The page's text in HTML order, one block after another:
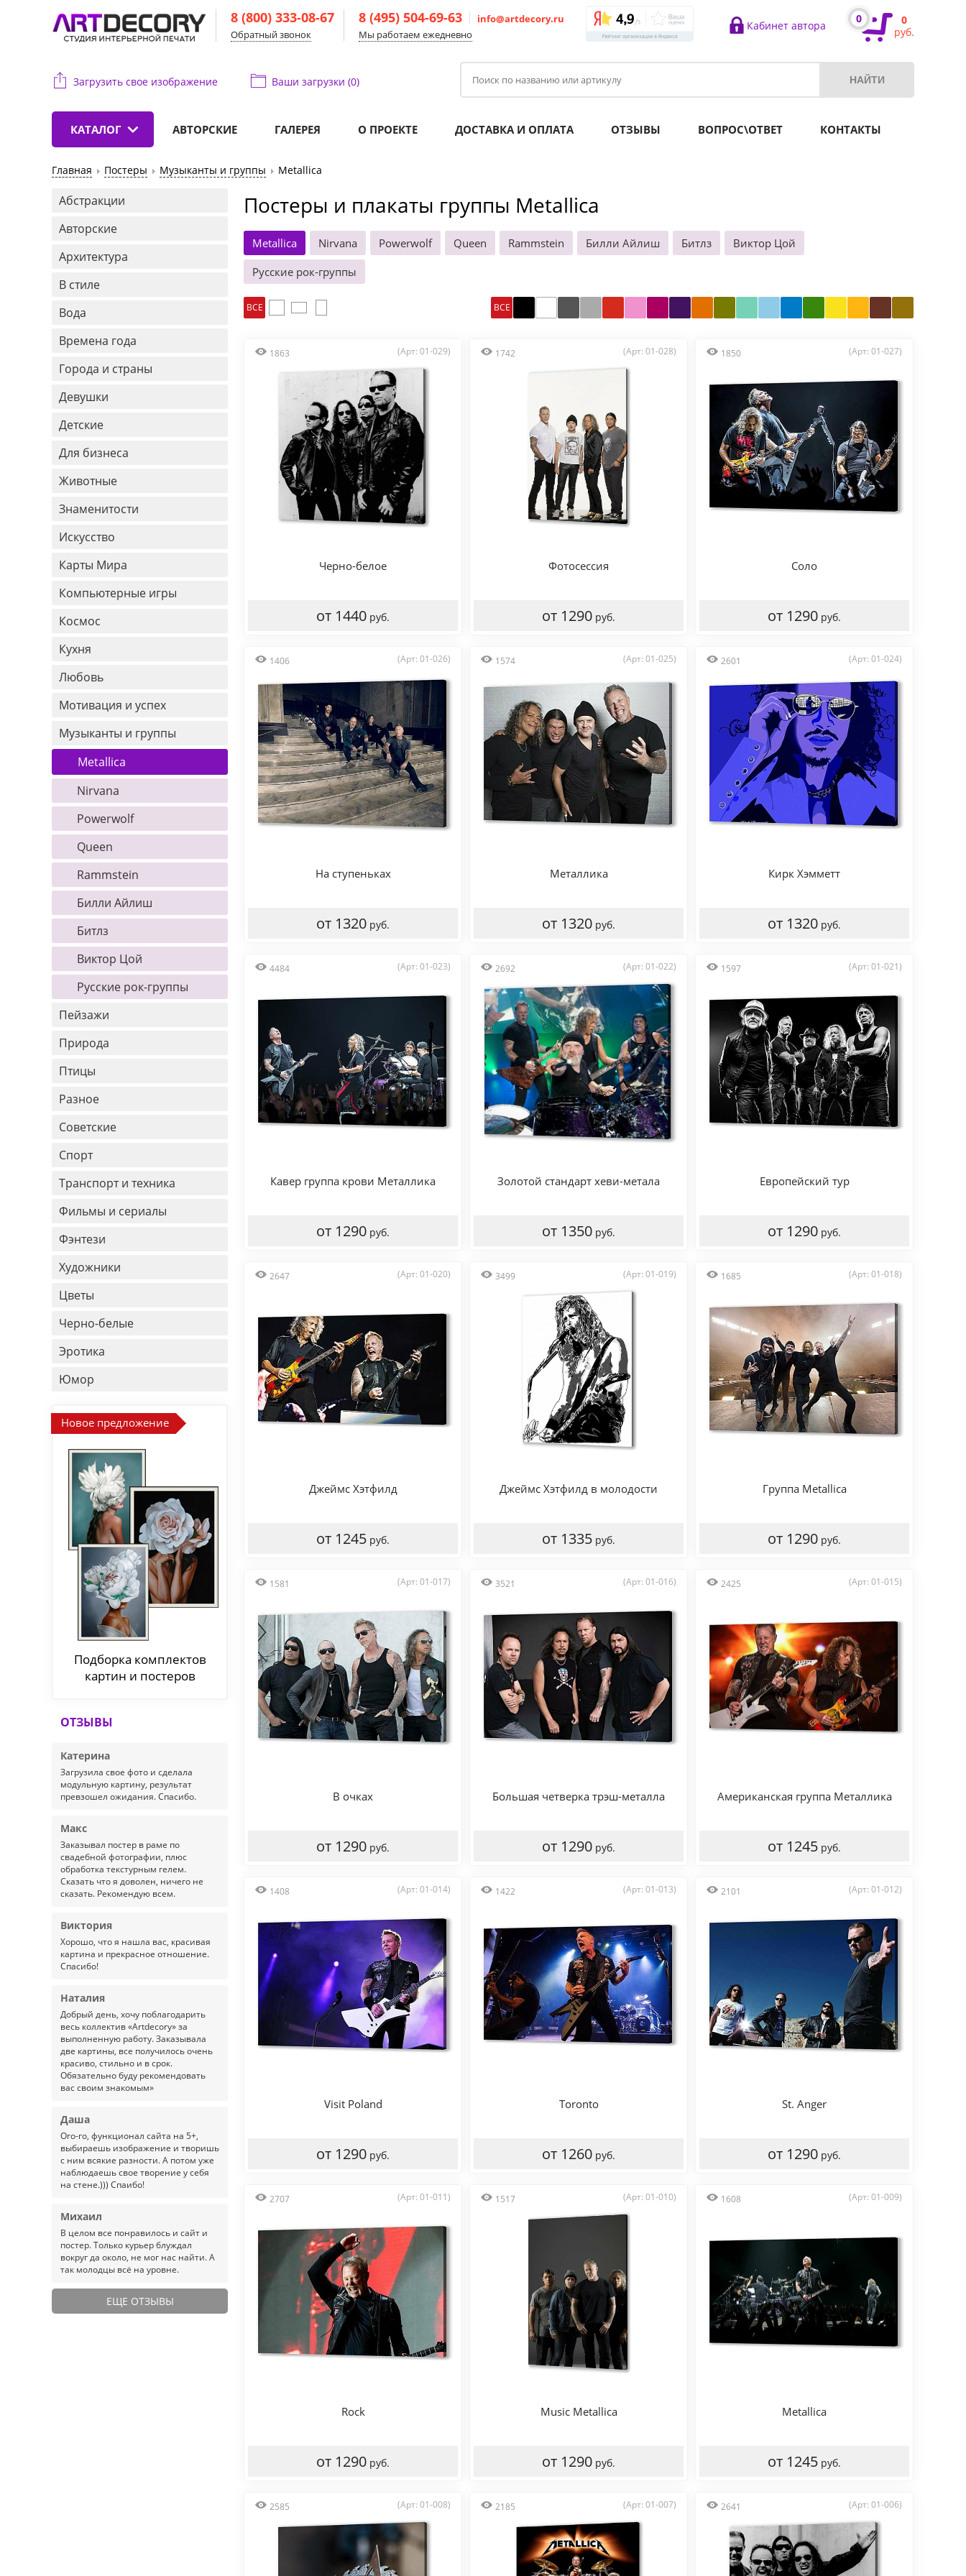
8 (800) 333-08-67
Обратный звонок
8 (495) 504-69-63
info@artdecory.ru
Мы работаем ежедневно
Кабинет автора
0
0
руб.
Загрузить свое изображение Ваши загрузки (0)
КАТАЛОГ АВТОРСКИЕ ГАЛЕРЕЯ О ПРОЕКТЕ ДОСТАВКА И ОПЛАТА ОТЗЫВЫ ВОПРОС\ОТВЕТ КОНТАКТЫ
Главная Постеры Музыканты и группы Metallica
Абстракции
Авторские
Архитектура
В стиле
Вода
Времена года
Города и страны
Девушки
Детские
Для бизнеса
Животные
Знаменитости
Искусство
Карты Мира
Компьютерные игры
Космос
Кухня
Любовь
Мотивация и успех
Музыканты и группы
Metallica
Nirvana
Powerwolf
Queen
Rammstein
Билли Айлиш
Битлз
Виктор Цой
Русские рок-группы
Пейзажи
Природа
Птицы
Разное
Советские
Спорт
Транспорт и техника
Фильмы и сериалы
Фэнтези
Художники
Цветы
Черно-белые
Эротика
Юмор
Новое предложение
Подборка комплектов
картин и постеров
ОТЗЫВЫ
Катерина
Загрузила свое фото и сделала
модульную картину, результат
превзошел ожидания. Спасибо.
Макс
Заказывал постер в раме по
свадебной фотографии, плюс
обработка текстурным гелем.
Сказать что я доволен, ничего не
сказать. Рекомендую всем.
Виктория
Хорошо, что я нашла вас, красивая
картина и прекрасное отношение.
Спасибо!
Наталия
Добрый день, хочу поблагодарить
весь коллектив «Artdecory» за
выполненную работу. Заказывала
две картины, все получилось очень
красиво, стильно и в срок.
Обязательно буду рекомендовать
вас своим знакомым»
Даша
Ого-го, функционал сайта на 5+,
выбираешь изображение и творишь
с ним всякие разности. А потом уже
наблюдаешь свое творение у себя
на стене.))) Спаибо!
Михаил
В целом все понравилось и сайт и
постер. Только курьер блуждал
вокруг да около, не мог нас найти. А
так молодцы всё на уровне.
ЕЩЕ ОТЗЫВЫ
Постеры и плакаты группы Metallica
Metallica Nirvana Powerwolf Queen Rammstein Билли Айлиш Битлз
Виктор Цой
Русские рок-группы
ВСЕ ВСЕ
1863 (Арт: 01-029)
Черно-белое
от 1440 руб.
1742 (Арт: 01-028)
Фотосессия
от 1290 руб.
1850 (Арт: 01-027)
Соло
от 1290 руб.
1406 (Арт: 01-026)
На ступеньках
от 1320 руб.
1574 (Арт: 01-025)
Металлика
от 1320 руб.
2601 (Арт: 01-024)
Кирк Хэмметт
от 1320 руб.
4484 (Арт: 01-023)
Кавер группа крови Металлика
от 1290 руб.
2692 (Арт: 01-022)
Золотой стандарт хеви-метала
от 1350 руб.
1597 (Арт: 01-021)
Европейский тур
от 1290 руб.
2647 (Арт: 01-020)
Джеймс Хэтфилд
от 1245 руб.
3499 (Арт: 01-019)
Джеймс Хэтфилд в молодости
от 1335 руб.
1685 (Арт: 01-018)
Группа Metallica
от 1290 руб.
1581 (Арт: 01-017)
В очках
от 1290 руб.
3521 (Арт: 01-016)
Большая четверка трэш-металла
от 1290 руб.
2425 (Арт: 01-015)
Американская группа Металлика
от 1245 руб.
1408 (Арт: 01-014)
Visit Poland
от 1290 руб.
1422 (Арт: 01-013)
Toronto
от 1260 руб.
2101 (Арт: 01-012)
St. Anger
от 1290 руб.
2707 (Арт: 01-011)
Rock
от 1290 руб.
1517 (Арт: 01-010)
Music Metallica
от 1290 руб.
1608 (Арт: 01-009)
Metallica
от 1245 руб.
2585 (Арт: 01-008) 2185 (Арт: 01-007) 2641 (Арт: 01-006)